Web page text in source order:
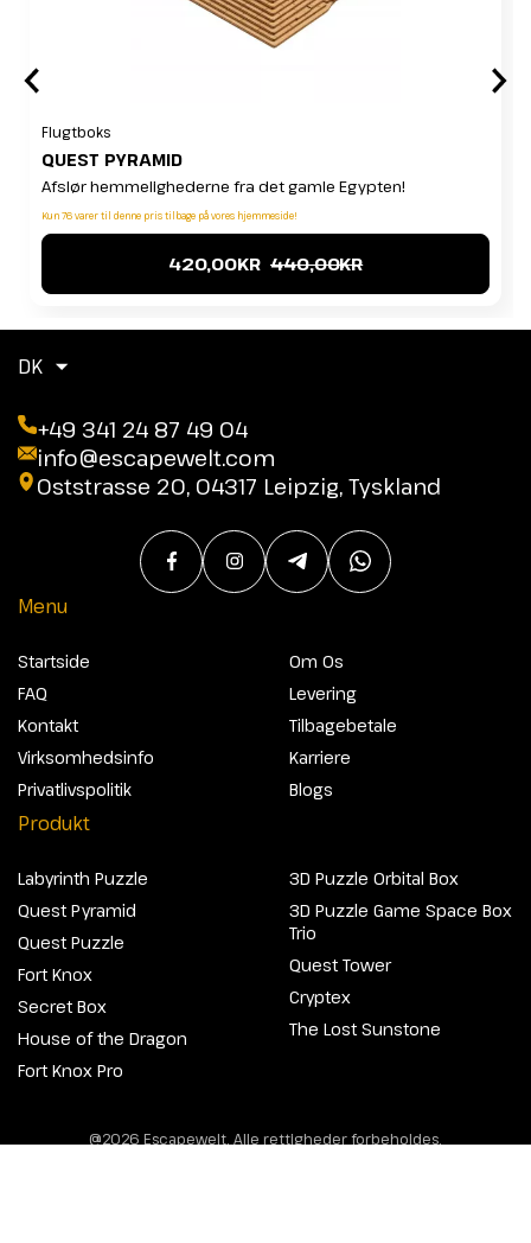
Flugtboks
QUEST PYRAMID
Afslør hemmelighederne fra det gamle Egypten!
Kun 76 varer til denne pris tilbage på vores hjemmeside!
420,00KR 440,00KR
DK
+49 341 24 87 49 04
info@escapewelt.com
Oststrasse 20, 04317 Leipzig, Tyskland
Menu
Startside
FAQ
Kontakt
Virksomhedsinfo
Privatlivspolitik
Om Os
Levering
Tilbagebetale
Karriere
Blogs
Produkt
Labyrinth Puzzle
Quest Pyramid
Quest Puzzle
Fort Knox
Secret Box
House of the Dragon
Fort Knox Pro
3D Puzzle Orbital Box
3D Puzzle Game Space Box
Trio
Quest Tower
Cryptex
The Lost Sunstone
@2026 Escapewelt. Alle rettigheder forbeholdes.